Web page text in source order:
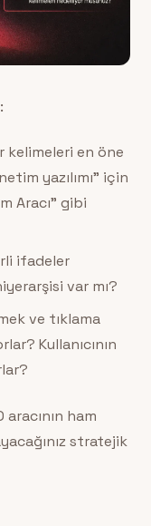
kelimeleri en öne
yazılımı” için
Aracı” gibi
ifadeler
var mı?
ve tıklama
Kullanıcının
ham
stratejik